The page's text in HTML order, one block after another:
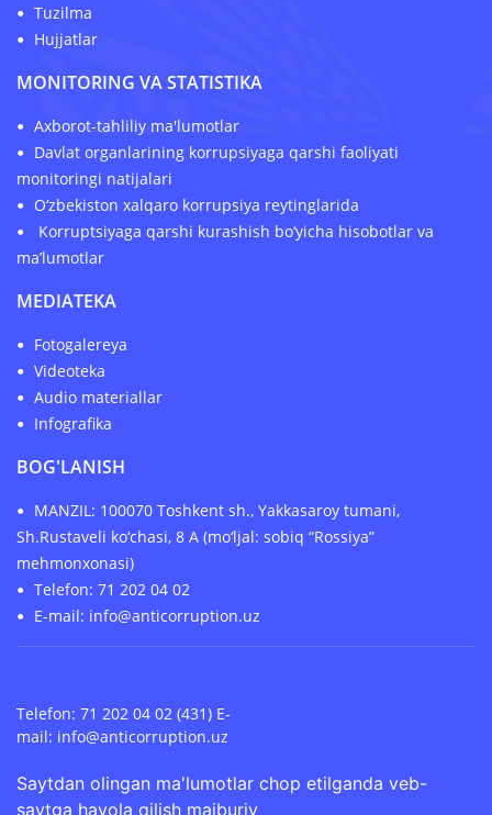
Tuzilma
Hujjatlar
MONITORING VA STATISTIKA
Axborot-tahliliy ma'lumotlar
Davlat organlarining korrupsiyaga qarshi faoliyati
monitoringi natijalari
O‘zbekiston xalqaro korrupsiya reytinglarida
Korruptsiyaga qarshi kurashish bo‘yicha hisobotlar va
ma’lumotlar
MEDIATEKA
Fotogalereya
Videoteka
Audio materiallar
Infografika
BOG'LANISH
MANZIL: 100070 Toshkent sh., Yakkasaroy tumani,
Sh.Rustaveli ko‘chasi, 8 A (mo‘ljal: sobiq “Rossiya”
mehmonxonasi)
Telefon: 71 202 04 02
E-mail: info@anticorruption.uz
Telefon: 71 202 04 02 (431) E-
mail: info@anticorruption.uz
Saytdan olingan ma'lumotlar chop etilganda veb-
saytga havola qilish majburiy